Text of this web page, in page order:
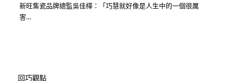
新旺集瓷品牌總監吳佳樺：「巧慧就好像是人生中的一個很厲
害…
回巧觀點